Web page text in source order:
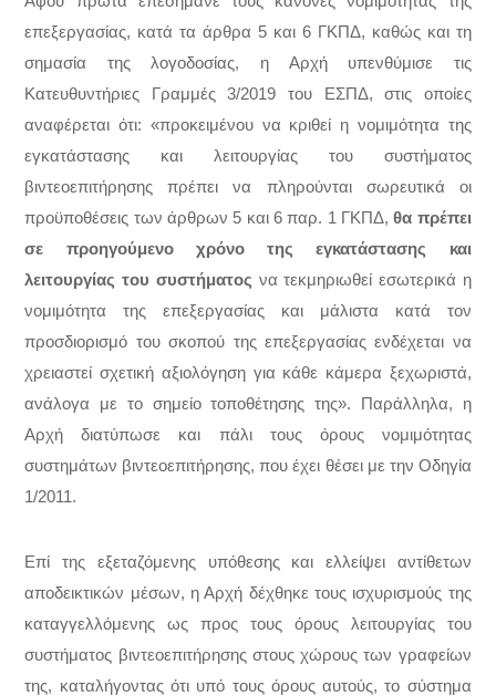
επεξεργασίας, κατά τα άρθρα 5 και 6 ΓΚΠΔ, καθώς και τη
σημασία της λογοδοσίας, η Αρχή υπενθύμισε τις
Κατευθυντήριες Γραμμές 3/2019 του ΕΣΠΔ, στις οποίες
αναφέρεται ότι: «προκειμένου να κριθεί η νομιμότητα της
εγκατάστασης και λειτουργίας του συστήματος
βιντεοεπιτήρησης πρέπει να πληρούνται σωρευτικά οι
προϋποθέσεις των άρθρων 5 και 6 παρ. 1 ΓΚΠΔ,θα πρέπει
σε προηγούμενο χρόνο της εγκατάστασης και
λειτουργίας του συστήματος να τεκμηριωθεί εσωτερικά η
νομιμότητα της επεξεργασίας και μάλιστα κατά τον
προσδιορισμό του σκοπού της επεξεργασίας ενδέχεται να
χρειαστεί σχετική αξιολόγηση για κάθε κάμερα ξεχωριστά,
ανάλογα με το σημείο τοποθέτησης της». Παράλληλα, η
Αρχή διατύπωσε και πάλι τους όρους νομιμότητας
συστημάτων βιντεοεπιτήρησης, που έχει θέσει με την Οδηγία
1/2011.
Επί της εξεταζόμενης υπόθεσης και ελλείψει αντίθετων
αποδεικτικών μέσων, η Αρχή δέχθηκε τους ισχυρισμούς της
καταγγελλόμενης ως προς τους όρους λειτουργίας του
συστήματος βιντεοεπιτήρησης στους χώρους των γραφείων
της, καταλήγοντας ότι υπό τους όρους αυτούς, το σύστημα